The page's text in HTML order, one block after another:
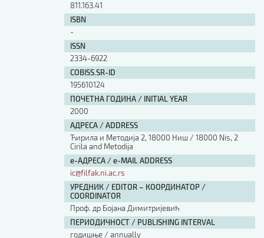
811.163.41
ISBN
-
ISSN
2334-6922
COBISS.SR-ID
195610124
ПОЧЕТНА ГОДИНА / INITIAL YEAR
2000
АДРЕСА / ADDRESS
Ћирила и Методија 2, 18000 Ниш / 18000 Nis, 2
Cirila and Metodija
е-АДРЕСА / e-MAIL ADDRESS
ic@filfak.ni.ac.rs
УРЕДНИК / EDITOR – КООРДИНАТОР /
COORDINATOR
Проф. др Бојана Димитријевић
ПЕРИОДИЧНОСТ / PUBLISHING INTERVAL
годишње / annually